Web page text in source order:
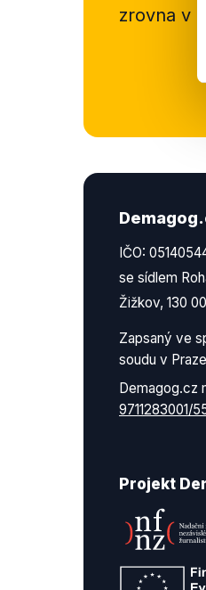
zrovna v
IČO:
se sídlem
Žižkov, 130
Zapsaný ve
soudu v
Demagog.cz
9711283001/
Projekt